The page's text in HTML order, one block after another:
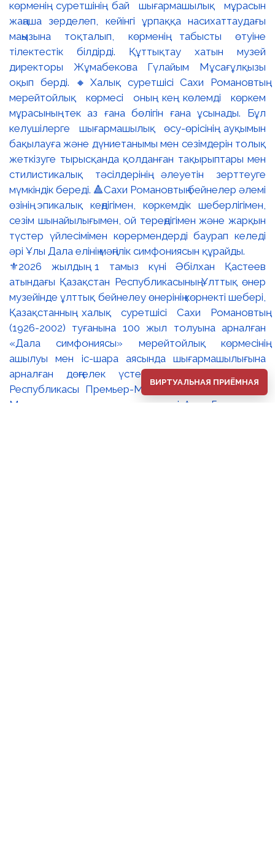
⚜️2026 жылдың 1 тамыз күні Әбілхан Қастеев
атындағы Қазақстан Республикасының Ұлттық өнер
музейінде ұлттық бейнелеу өнерінің көрнекті шебері,
Қазақстанның халық суретшісі Сахи Романовтың
(1926-2002) туғанына 100 жыл толуына арналған
«Дала симфониясы» мерейтойлық көрмесінің
ашылуы мен іс-шара аясында шығармашылығына
арналған дөңгелек үстел өтті. 🔹Қазақстан
Республикасы Премьер-Министрінің орынбасары –
Мәдениет және ақпарат министрі Аида Ғалымқызы
ВИРТУАЛЬНАЯ ПРИЁМНАЯ